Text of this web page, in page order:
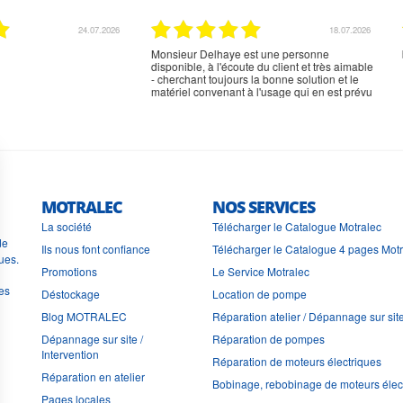
02.07.2026 02.07.2026
rien à signaler, très content
MOTRALEC
La société
Ils nous font confiance
Promotions
Déstockage
Blog MOTRALEC
Dépannage sur site /
Intervention
Réparation en atelier
Pages locales
NOS SERVICES
Télécharger le Catalogue Motralec
Télécharger le Catalogue 4 pages
Le Service Motralec
Location de pompe
Réparation atelier / Dépannage sur
Réparation de pompes
Réparation de moteurs électriques
Bobinage, rebobinage de moteurs